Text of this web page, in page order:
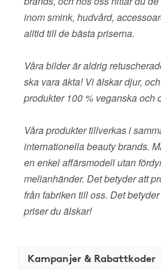
inom smink, hudvård,
alltid till de bästa priserna.
Våra bilder är aldrig
ska vara äkta! Vi älskar djur,
produkter 100 % veganska och
Våra produkter tillverkas i
internationella beauty brands.
en enkel affärsmodell utan
mellanhänder. Det betyder att
från fabriken till oss. Det
priser du älskar!
Kampanjer & Rabattkoder